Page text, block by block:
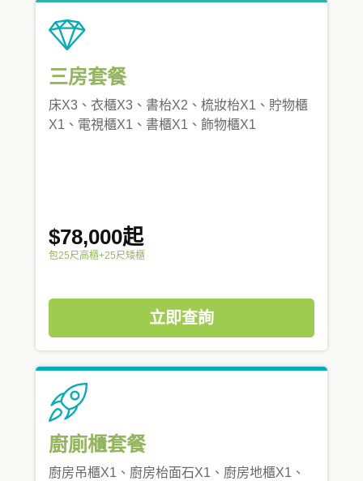
三房套餐
床X3、衣櫃X3、書枱X2、梳妝枱X1、貯物櫃
X1、電視櫃X1、書櫃X1、飾物櫃X1
$78,000起
包25尺高櫃+25尺矮櫃
立即查詢
廚廁櫃套餐
廚房吊櫃X1、廚房枱面石X1、廚房地櫃X1、